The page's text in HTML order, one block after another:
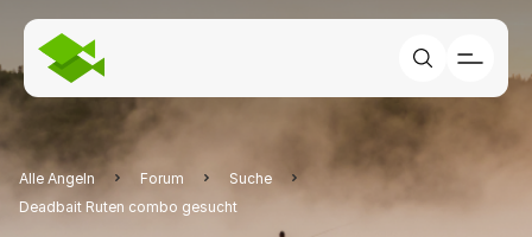
Alle Angeln Forum
Suche
Deadbait Ruten combo gesucht